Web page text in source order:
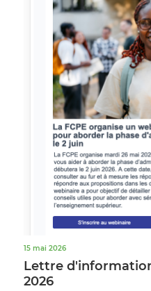
15 mai 2026
Lettre
2026